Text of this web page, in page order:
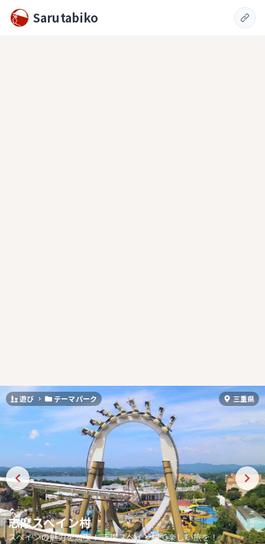
Sarutabiko
遊び テーマパーク 三重県
志摩スペイン村
スペインの魅力を満喫！ 志摩スペイン村で楽しい旅を！